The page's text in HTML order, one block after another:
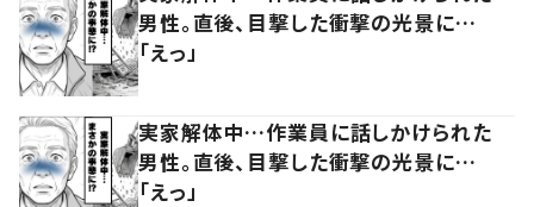
男性。直後、目撃した衝撃の光景に…
「えっ」
実家解体中…作業員に話しかけられた
男性。直後、目撃した衝撃の光景に…
「えっ」